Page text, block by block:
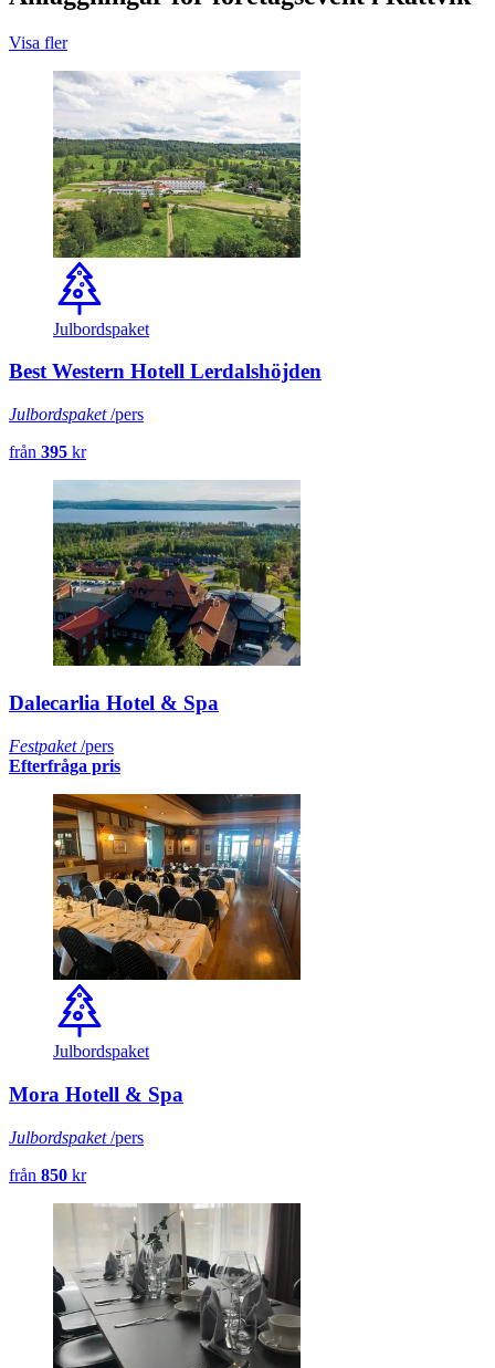
Visa fler
Julbordspaket
Best Western Hotell Lerdalshöjden
Julbordspaket/pers
från 395 kr
Dalecarlia Hotel & Spa
Festpaket/pers
Efterfråga pris
Julbordspaket
Mora Hotell & Spa
Julbordspaket/pers
från 850 kr